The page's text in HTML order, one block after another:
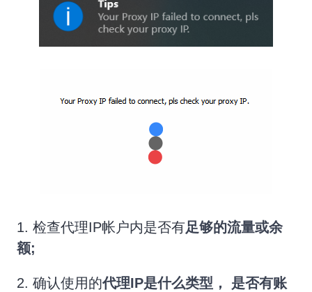
1. 检查代理IP帐户内是否有足够的流量或余
额;
2. 确认使用的代理IP是什么类型， 是否有账